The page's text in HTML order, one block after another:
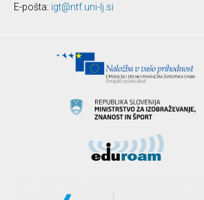
E-pošta: igt@ntf.uni-lj.si